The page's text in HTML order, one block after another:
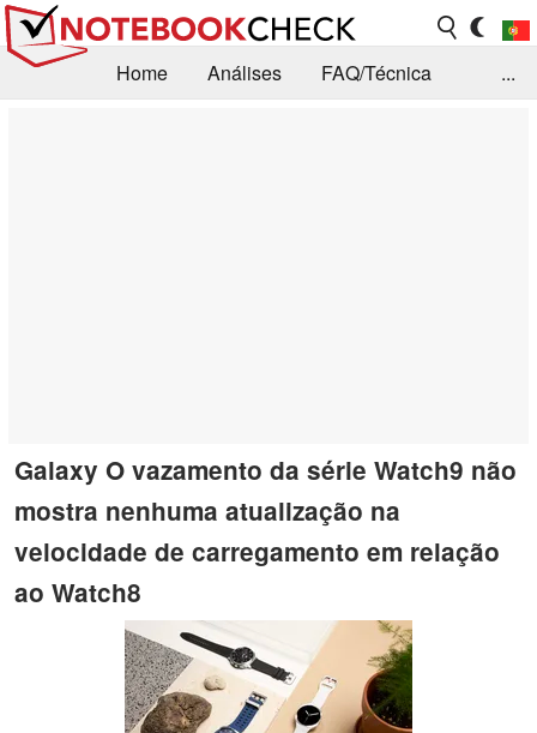
Home Análises
FAQ/Técnica
...
Galaxy O vazamento da série Watch9 não
mostra nenhuma atualização na
velocidade de carregamento em relação
ao Watch8